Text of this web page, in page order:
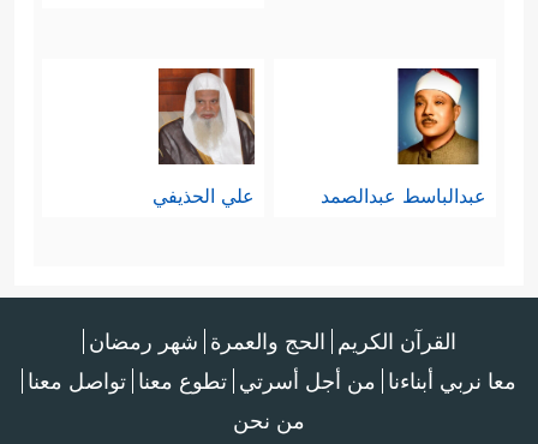
عبدالباسط عبدالصمد علي الحذيفي
القرآن الكريم الحج والعمرة شهر رمضان
معا نربي أبناءنا من أجل أسرتي تطوع معنا تواصل معنا
من نحن